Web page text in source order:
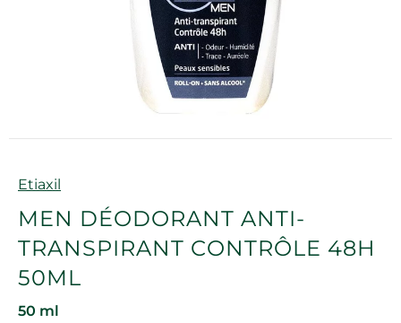
Marque
Etiaxil
MEN DÉODORANT ANTI-
TRANSPIRANT CONTRÔLE 48H
50ML
50 ml